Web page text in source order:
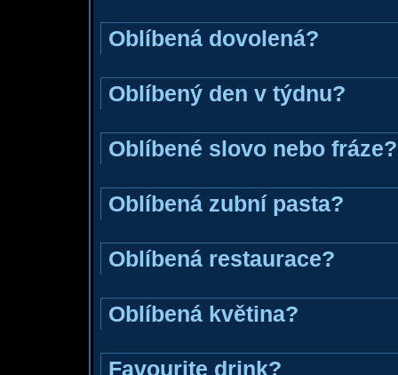
Oblíbená dovolená?
Oblíbený den v týdnu?
Oblíbené slovo nebo fráze?
Oblíbená zubní pasta?
Oblíbená restaurace?
Oblíbená květina?
Favourite drink?